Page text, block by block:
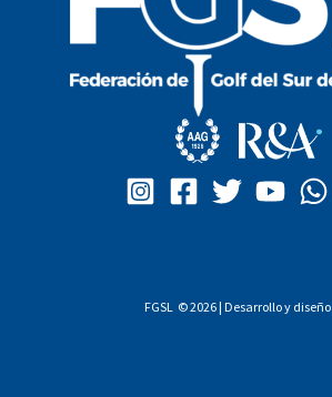
FGSL © 2026 | Desarrollo y diseño